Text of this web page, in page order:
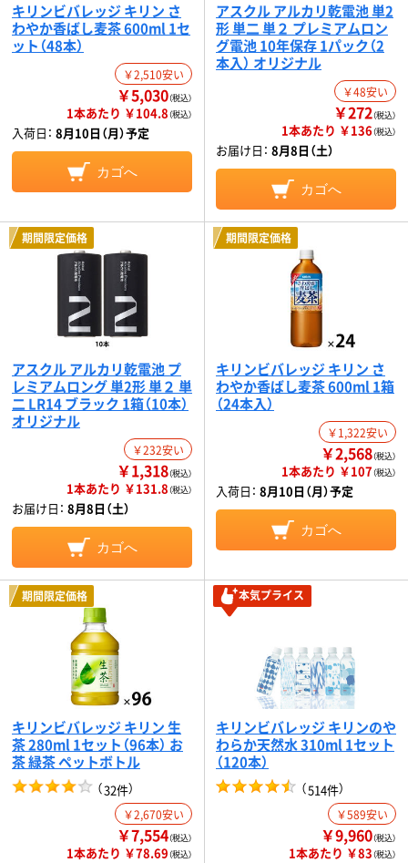
キリンビバレッジ キリン さ
わやか香ばし麦茶 600ml 1セ
ット（48本）
￥2,510安い
￥5,030（税込）
1本あたり ￥104.8（税込）
入荷日： 8月10日（月）予定
カゴへ
アスクル アルカリ乾電池 単2
形 単二 単２ プレミアムロン
グ電池 10年保存 1パック（2
本入） オリジナル
￥48安い
￥272（税込）
1本あたり ￥136（税込）
お届け日： 8月8日（土）
カゴへ
期間限定価格
アスクル アルカリ乾電池 プ
レミアムロング 単2形 単２ 単
二 LR14 ブラック 1箱（10本）
オリジナル
￥232安い
￥1,318（税込）
1本あたり ￥131.8（税込）
お届け日： 8月8日（土）
カゴへ
期間限定価格
キリンビバレッジ キリン さ
わやか香ばし麦茶 600ml 1箱
（24本入）
￥1,322安い
￥2,568（税込）
1本あたり ￥107（税込）
入荷日： 8月10日（月）予定
カゴへ
期間限定価格
キリンビバレッジ キリン 生
茶 280ml 1セット（96本） お
茶 緑茶 ペットボトル
（32件）
￥2,670安い
￥7,554（税込）
1本あたり ￥78.69（税込）
本気プライス
キリンビバレッジ キリンのや
わらか天然水 310ml 1セット
（120本）
（514件）
￥589安い
￥9,960（税込）
1本あたり ￥83（税込）